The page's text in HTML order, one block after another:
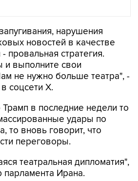
нарушения
новостей в качестве
провальная стратегия.
и выполните свои
не нужно больше театра", -
соцсети X.
в последние недели то
удары по
то вновь говорит, что
переговоры.
театральная дипломатия",
Ирана.